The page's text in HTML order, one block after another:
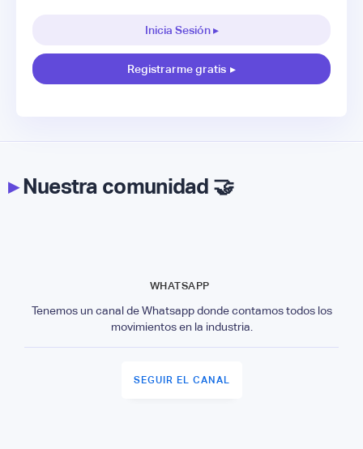
Inicia Sesión ▸
Registrarme gratis ▸
▸Nuestra comunidad 🤝
WHATSAPP
Tenemos un canal de Whatsapp donde contamos todos los
movimientos en la industria.
SEGUIR EL CANAL